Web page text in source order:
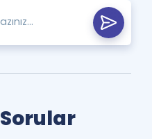
Sorular